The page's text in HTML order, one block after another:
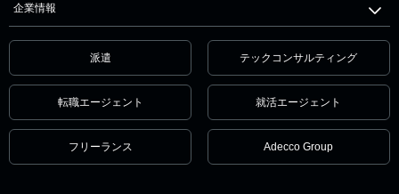
企業情報
派遣 テックコンサルティング
転職エージェント 就活エージェント
フリーランス Adecco Group